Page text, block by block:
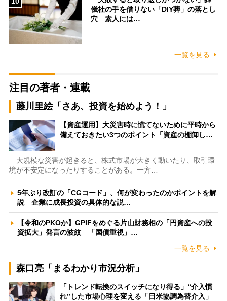
儀社の手を借りない「DIY葬」の落とし
穴 素人には…
一覧を見る
注目の著者・連載
藤川里絵「さあ、投資を始めよう！」
【資産運用】大災害時に慌てないために平時から
備えておきたい3つのポイント「資産の棚卸し…
大規模な災害が起きると、株式市場が大きく動いたり、取引環
境が不安定になったりすることがある。一方…
5年ぶり改訂の「CGコード」、何が変わったのかポイントを解
説 企業に成長投資の具体的な説…
【令和のPKOか】GPIFをめぐる片山財務相の「円資産への投
資拡大」発言の波紋 「国債重視」…
一覧を見る
森口亮「まるわかり市況分析」
「トレンド転換のスイッチになり得る」“介入慣
れ”した市場心理を変える「日米協調為替介入」